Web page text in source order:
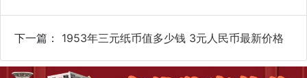
下一篇： 1953年三元纸币值多少钱 3元人民币最新价格